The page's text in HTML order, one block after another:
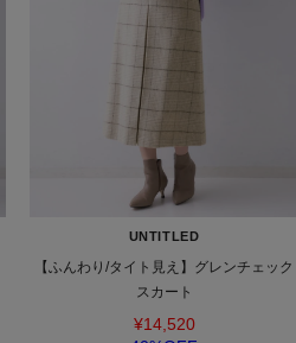
UNTITLED
【ふんわり/タイト見え】グレンチェック
スカート
¥14,520